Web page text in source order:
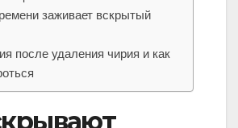
заживает вскрытый
после удаления чирия и как